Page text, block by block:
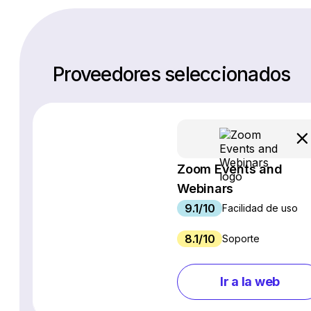
Proveedores seleccionados
Zoom Events and
Webinars
9.1/10 Facilidad de uso
8.1/10 Soporte
Ir a la web